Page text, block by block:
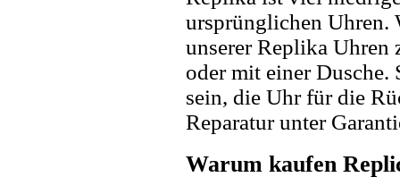
ursprünglichen Uhren.
unserer Replika Uhren
oder mit einer
sein, die Uhr für die
Reparatur unter
Warum kaufen